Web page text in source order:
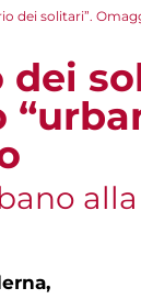
dei solitari”.
dei
alla